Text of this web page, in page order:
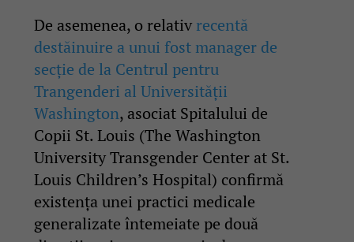
De asemenea, o relativ recentă
destăinuire a unui fost manager de
secție de la Centrul pentru
Trangenderi al Universității
Washington, asociat Spitalului de
Copii St. Louis (The Washington
University Transgender Center at St.
Louis Children’s Hospital) confirmă
existența unei practici medicale
generalizate întemeiate pe două